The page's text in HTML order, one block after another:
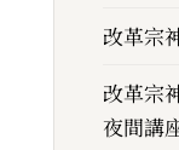
改革宗
改革宗
夜間講